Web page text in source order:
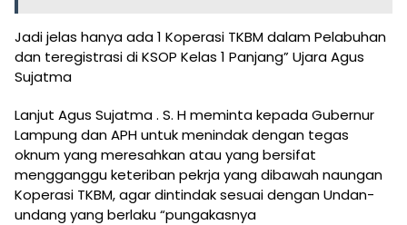
Jadi jelas hanya ada 1 Koperasi TKBM dalam Pelabuhan
dan teregistrasi di KSOP Kelas 1 Panjang” Ujara Agus
Sujatma
Lanjut Agus Sujatma . S. H meminta kepada Gubernur
Lampung dan APH untuk menindak dengan tegas
oknum yang meresahkan atau yang bersifat
mengganggu keteriban pekrja yang dibawah naungan
Koperasi TKBM, agar dintindak sesuai dengan Undan-
undang yang berlaku “pungakasnya